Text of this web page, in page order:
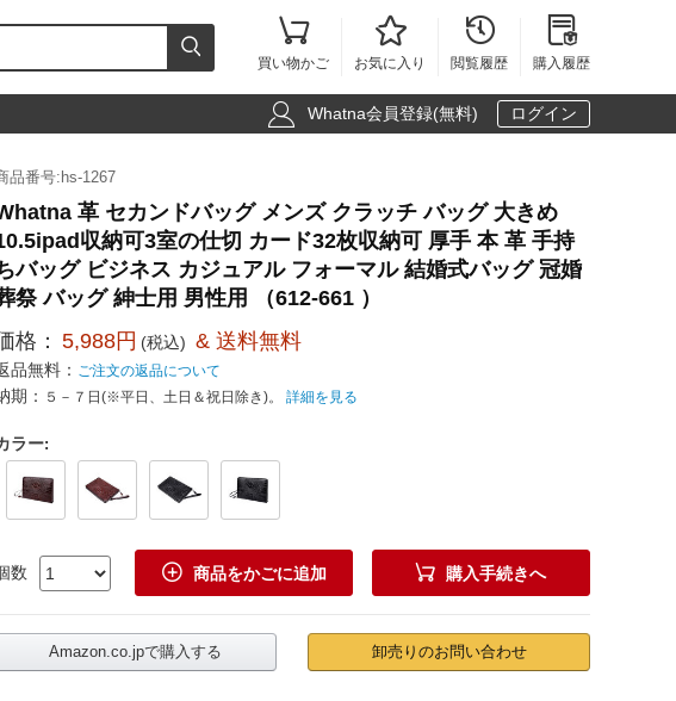


買い物かご

お気に入り

閲覧履歴

購入履歴
 Whatna会員登録(無料) ログイン
品番号:hs-1267
革 セカンドバッグ メンズ クラッチ バッグ 大きめ
収納可3室の仕切 カード32枚収納可 厚手 本 革 手持
バッグ ビジネス カジュアル フォーマル 結婚式バッグ 冠婚
祭 バッグ 紳士用 男性用 （612-661 ）
格： 5,988円 (税込) & 送料無料
品無料： ご注文の返品について
期： ５－７日(※平日、土日＆祝日除き)。 詳細を見る
ラー:
数  商品をかごに追加  購入手続きへ
Amazon.co.jpで購入する 卸売りのお問い合わせ